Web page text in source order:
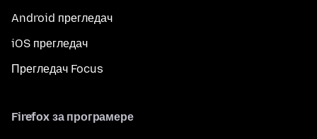
Android прегледач
iOS прегледач
Прегледач Focus
Firefox за програмере